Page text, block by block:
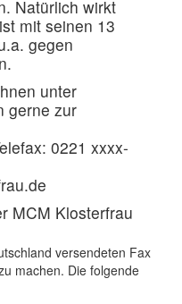
Natürlich wirkt
mit seinen 13
gegen
unter
gerne zur
0221 xxxx-
MCM Klosterfrau
versendeten Fax
machen. Die folgende